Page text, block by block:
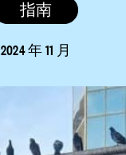
指南
2024 年 11 月